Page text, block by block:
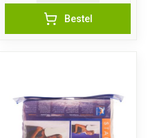
Bestel